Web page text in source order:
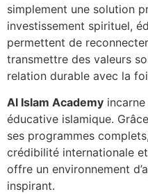
simplement une solution
investissement spirituel,
permettent de
transmettre des valeurs
relation durable avec la
Al Islam Academy
éducative islamique.
ses programmes
crédibilité internationale
offre un environnement
inspirant.